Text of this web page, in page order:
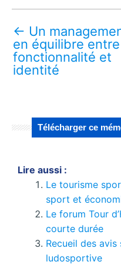
← Un
en équilibre entre
fonctionnalité et
identité
Télécharger ce
Lire aussi :
Le tourisme
sport et
Le forum Tour
courte durée
Recueil des avis
ludosportive